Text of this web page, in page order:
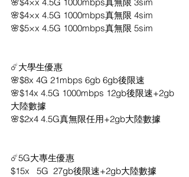
🌸$4×x 4.5G 1000mbps真無限 4sim
🌸$5×x 4.5G 1000mbps真無限 5sim
☄️大學生優惠
🌸$8x 4G 21mbps 6gb 6gb後限速
🌸$14x 4.5G 1000mbps 12gb後限速+2gb
大陸數據
🌸$2x4 4.5G真無限任用+2gb大陸數據
☄️5G大專生優惠
$15x   5G  27gb後限速+2gb大陸數據